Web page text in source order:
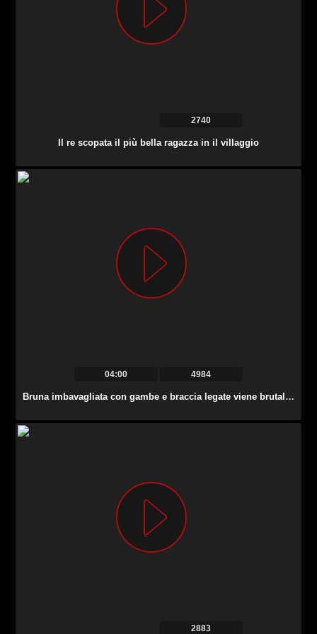
2740
Il re scopata il più bella ragazza in il villaggio
04:00 4984
Bruna imbavagliata con gambe e braccia legate viene brutalmente sbattuta.
2883